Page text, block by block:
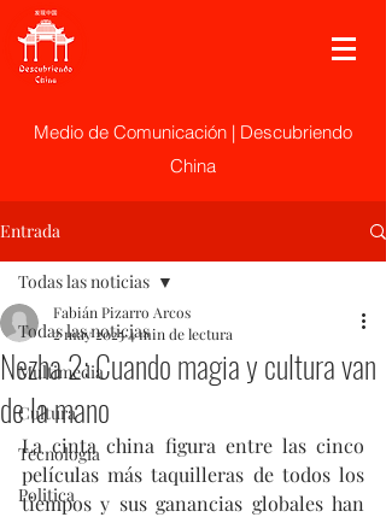
Medio de Comunicación | Descubriendo
China
Entrada
Todas las noticias
Multimedia
Cultura
Tecnología
Politica
Todas las noticias
Nezha 2: Cuando magia y cultura van
de la mano
Fabián Pizarro Arcos
2 may 20254 min de lectura
La cinta china figura entre las cinco
películas más taquilleras de todos los
tiempos y sus ganancias globales han